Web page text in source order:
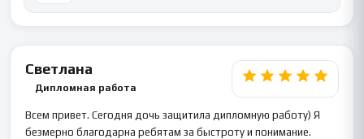
Светлана
Дипломная работа
Всем привет. Сегодня дочь защитила дипломную работу) Я
безмерно благодарна ребятам за быстроту и понимание.